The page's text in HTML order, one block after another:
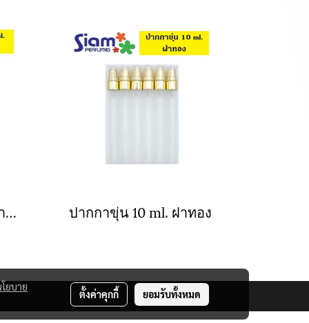
ปากกาใส 10 ml. ฝาพลาสติก ปากกาขุ่น 10 ml. ฝาทอง
ยบาย
ตั้งค่าคุกกี้ ยอมรับทั้งหมด